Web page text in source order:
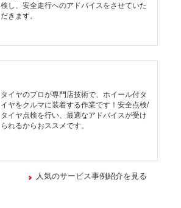
検し、安全走行へのアドバイスをさせていた
だきます。
タイヤのプロが専門店技術で、ホイール付タ
イヤをクルマに装着する作業です！安全点検/
タイヤ点検を行い、最適なアドバイスが受け
られるからおススメです。
人気のサービス事例紹介を見る